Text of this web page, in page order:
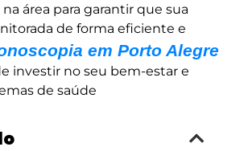
área para garantir que sua
de forma eficiente e
em Porto Alegre
investir no seu bem-estar e
de saúde